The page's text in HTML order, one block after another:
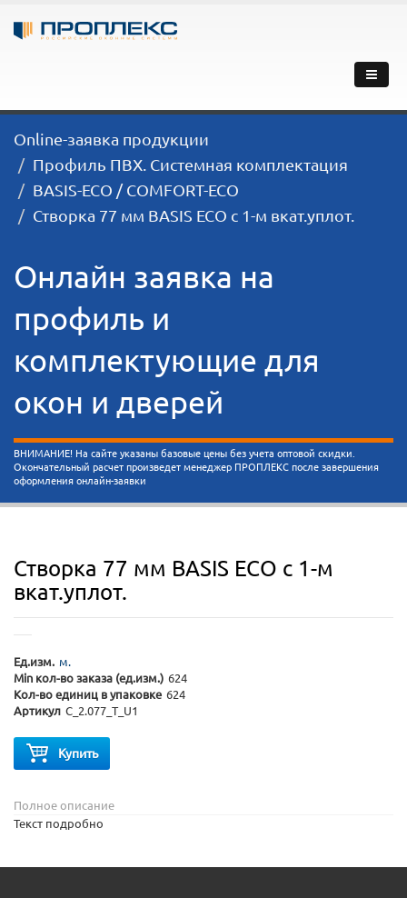
Online-заявка продукции
Профиль ПВХ. Системная комплектация
BASIS-ECO / COMFORT-ECO
Створка 77 мм BASIS ECO с 1-м вкат.уплот.
Онлайн заявка на
профиль и
комплектующие для
окон и дверей
ВНИМАНИЕ! На сайте указаны базовые цены без учета оптовой скидки.
Окончательный расчет произведет менеджер ПРОПЛЕКС после завершения
оформления онлайн-заявки
Створка 77 мм BASIS ECO с 1-м
вкат.уплот.
Ед.изм. м.
Min кол-во заказа (ед.изм.) 624
Кол-во единиц в упаковке 624
Артикул C_2.077_T_U1
Купить
Полное описание
Текст подробно